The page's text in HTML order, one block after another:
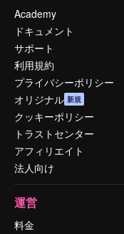
Academy
ドキュメント
サポート
利用規約
プライバシーポリシー
オリジナル 新規
クッキーポリシー
トラストセンター
アフィリエイト
法人向け
運営
料金